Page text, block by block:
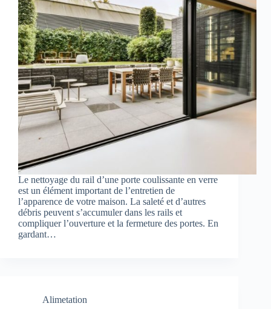
Le nettoyage du rail d’une porte coulissante en verre
est un élément important de l’entretien de
l’apparence de votre maison. La saleté et d’autres
débris peuvent s’accumuler dans les rails et
compliquer l’ouverture et la fermeture des portes. En
gardant…
Alimetation